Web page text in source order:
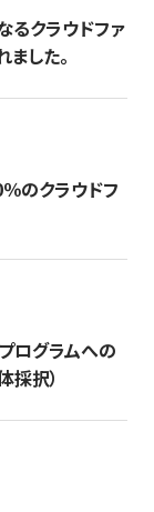
クラウドファ
した。
のクラウドフ
ログラムへの
択）